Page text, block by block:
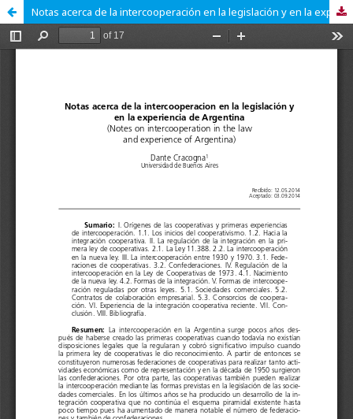
Notas acerca de la intercooperación en la legislación y en la experiencia de Argentina